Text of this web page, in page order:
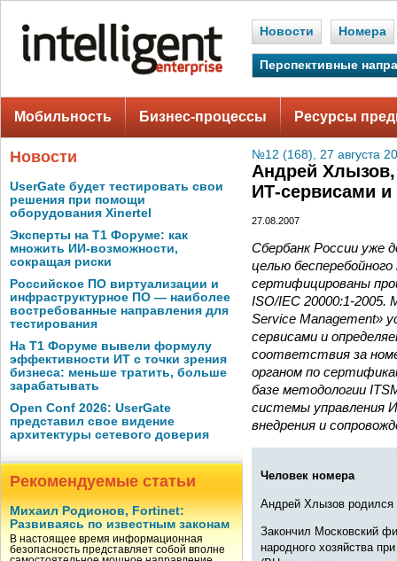
Новости Номера
Перспективные
Мобильность Бизнес-процессы Ресурсы
Новости
UserGate будет тестировать свои
решения при помощи
оборудования Xinertel
Эксперты на Т1 Форуме: как
множить ИИ-возможности,
сокращая риски
Российское ПО виртуализации и
инфраструктурное ПО — наиболее
востребованные направления для
тестирования
На Т1 Форуме вывели формулу
эффективности ИТ с точки зрения
бизнеса: меньше тратить, больше
зарабатывать
Open Conf 2026: UserGate
представил свое видение
архитектуры сетевого доверия
Рекомендуемые статьи
Михаил Родионов, Fortinet:
Развиваясь по известным законам
В настоящее время информационная
безопасность представляет собой вполне
№12 (168), 27 августа
Андрей
ИТ-сервисами и
27.08.2007
Сбербанк России уже
целью
сертифицированы
ISO/IEC 20000:1-2005.
Service Management»
сервисами и
соответствия за
органом по
базе методологии
системы управления
внедрения и
Человек номера
Андрей Хлызов родился
Закончил Московский
народного хозяйства